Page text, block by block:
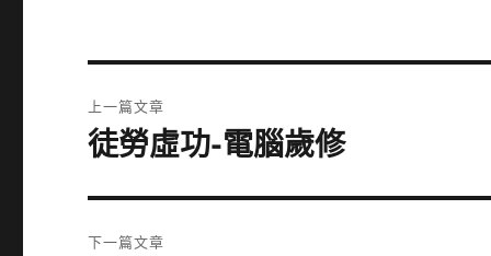
章
上一篇文章
上
篇
文
徒勞虛功-電腦歲修
下一篇文章